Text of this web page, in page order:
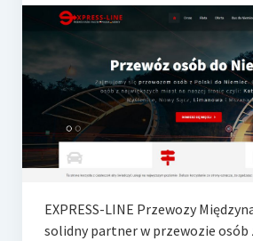
EXPRESS-LINE Przewozy
solidny partner w przewozie osób